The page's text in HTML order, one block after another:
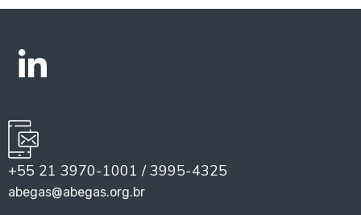
+55 21 3970-1001 / 3995-4325
abegas@abegas.org.br